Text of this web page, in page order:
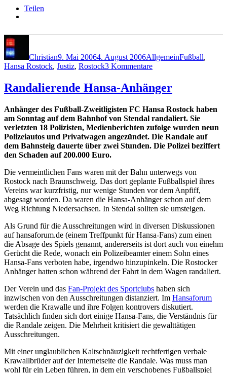
Teilen
Christian9. Mai 20064. August 2006AllgemeinFußball,
Hansa Rostock, Justiz, Rostock3 Kommentarezu
gegen
Randalierer
Randalierende Hansa-Anhänger
Anhänger des Fußball-Zweitligisten FC Hansa Rostock haben
am Sonntag auf dem Bahnhof von Stendal randaliert. Sie
verletzten 18 Polizisten, Medienberichten zufolge wurden neun
Polizeiautos und Privatwagen angezündet. Die Randale auf
dem Bahnsteig dauerte über zwei Stunden. Die Polizei beziffert
den Schaden auf 200.000 Euro.
Die vermeintlichen Fans waren mit der Bahn unterwegs von
Rostock nach Braunschweig. Das dort geplante Fußballspiel ihres
Vereins war kurzfristig, nur wenige Stunden vor dem Anpfiff,
abgesagt worden. Da waren die Hansa-Anhänger schon auf dem
Weg Richtung Niedersachsen. In Stendal sollten sie umsteigen.
Als Grund für die Ausschreitungen wird in diversen Diskussionen
auf hansaforum.de (einem Treffpunkt für Hansa-Fans) zum einen
die Absage des Spiels genannt, andererseits ist dort auch von einehm
Gerücht die Rede, wonach ein Polizeibeamter einem Sohn eines
Hansa-Fans verboten habe, irgendwo hinzupinkeln. Die Rostocker
Anhänger hatten schon während der Fahrt in dem Wagen randaliert.
Der Verein und das Fan-Projekt des Sportclubs haben sich
inzwischen von den Ausschreitungen distanziert. Im Hansaforum
werden die Krawalle und ihre Folgen kontrovers diskutiert.
Tatsächlich finden sich dort einige Hansa-Fans, die Verständnis für
die Randale zeigen. Die Mehrheit kritisiert die gewalttätigen
Ausschreitungen.
Mit einer unglaublichen Kaltschnäuzigkeit rechtfertigen verbale
Krawallbrüder auf der Internetseite die Randale. Was muss man
wohl für ein Leben führen, in dem ein verschobenes Fußballspiel